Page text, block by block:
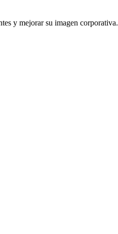
y mejorar su imagen corporativa.